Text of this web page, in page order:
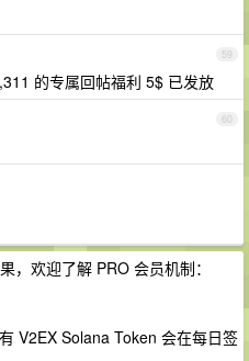
59
的专属回帖福利 5$ 已发放
60
，欢迎了解 PRO 会员机制：
V2EX Solana Token 会在每日签